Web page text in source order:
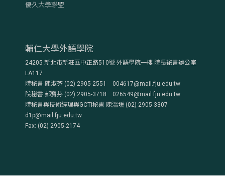
優久大學聯盟
輔仁大學外語學院
24205 新北市新莊區中正路510號 外語學院一樓 院長祕書辦公室
LA117
院秘書 陳淑芬 (02) 2905-2551 004617@mail.fju.edu.tw
院秘書 郝寶芬 (02) 2905-3718 026549@mail.fju.edu.tw
院秘書與技術經理與GCTI秘書 陳溫壎 (02) 2905-3307
d1p@mail.fju.edu.tw
Fax: (02) 2905-2174